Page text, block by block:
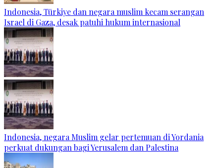
Indonesia, Türkiye dan negara muslim kecam serangan
Israel di Gaza, desak patuhi hukum internasional
Indonesia, negara Muslim gelar pertemuan di Yordania
perkuat dukungan bagi Yerusalem dan Palestina